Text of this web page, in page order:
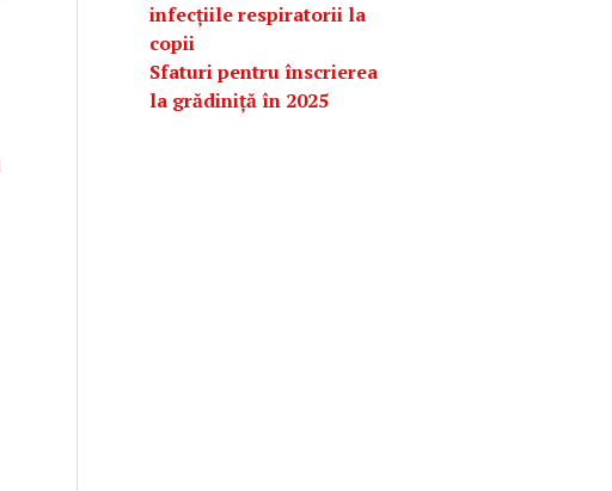
infecțiile respiratorii la
copii
Sfaturi pentru înscrierea
la grădiniță în 2025